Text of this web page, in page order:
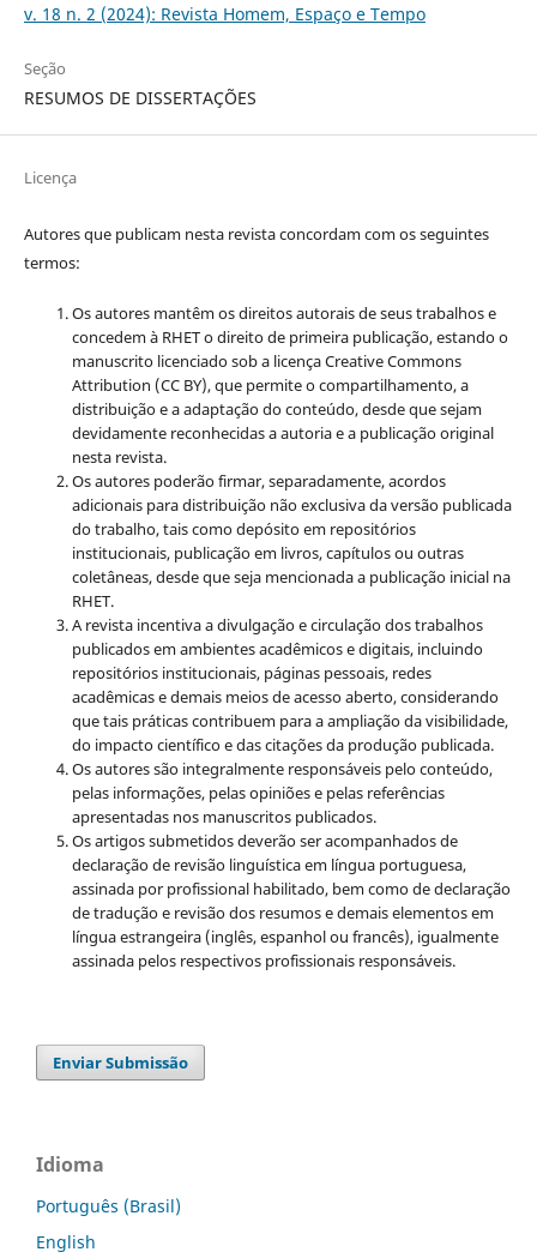
v. 18 n. 2 (2024): Revista Homem, Espaço e Tempo
Seção
RESUMOS DE DISSERTAÇÕES
Licença
Autores que publicam nesta revista concordam com os seguintes
termos:
Os autores mantêm os direitos autorais de seus trabalhos e
concedem à RHET o direito de primeira publicação, estando o
manuscrito licenciado sob a licençaCreative Commons
Attribution (CC BY), que permite o compartilhamento, a
distribuição e a adaptação do conteúdo, desde que sejam
devidamente reconhecidas a autoria e a publicação original
nesta revista.
Os autores poderão firmar, separadamente, acordos
adicionais para distribuição não exclusiva da versão publicada
do trabalho, tais como depósito em repositórios
institucionais, publicação em livros, capítulos ou outras
coletâneas, desde que seja mencionada a publicação inicial na
RHET.
A revista incentiva a divulgação e circulação dos trabalhos
publicados em ambientes acadêmicos e digitais, incluindo
repositórios institucionais, páginas pessoais, redes
acadêmicas e demais meios de acesso aberto, considerando
que tais práticas contribuem para a ampliação da visibilidade,
do impacto científico e das citações da produção publicada.
Os autores são integralmente responsáveis pelo conteúdo,
pelas informações, pelas opiniões e pelas referências
apresentadas nos manuscritos publicados.
Os artigos submetidos deverão ser acompanhados de
declaração de revisão linguística em língua portuguesa,
assinada por profissional habilitado, bem como de declaração
de tradução e revisão dos resumos e demais elementos em
língua estrangeira (inglês, espanhol ou francês), igualmente
assinada pelos respectivos profissionais responsáveis.
Enviar Submissão
Idioma
Português (Brasil)
English